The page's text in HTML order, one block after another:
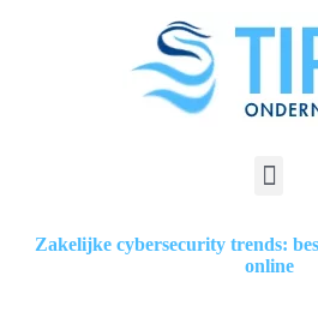
Zakelijke cybersecurity trends:
online